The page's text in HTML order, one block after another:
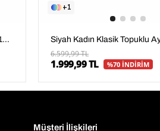
Bej Kadın Klasik Topuklu Ayakkabı K01231304309
1
6.599,99 TL
1.999,99 TL %70 İNDİRİM
Müşteri İlişkileri